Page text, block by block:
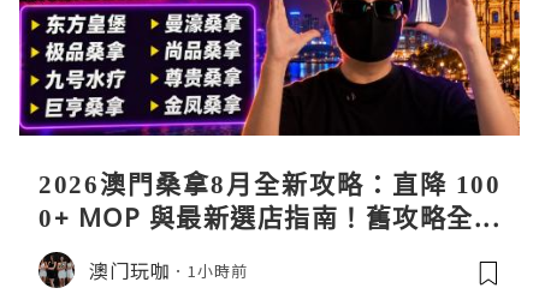
2026澳門桑拿8月全新攻略：直降 100
0+ MOP 與最新選店指南！舊攻略全失
效！
澳门玩咖 1小時前